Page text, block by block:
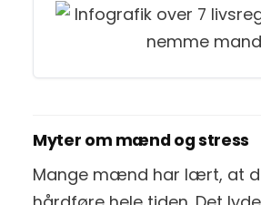
Myter om mænd og stress
Mange mænd har lært, at